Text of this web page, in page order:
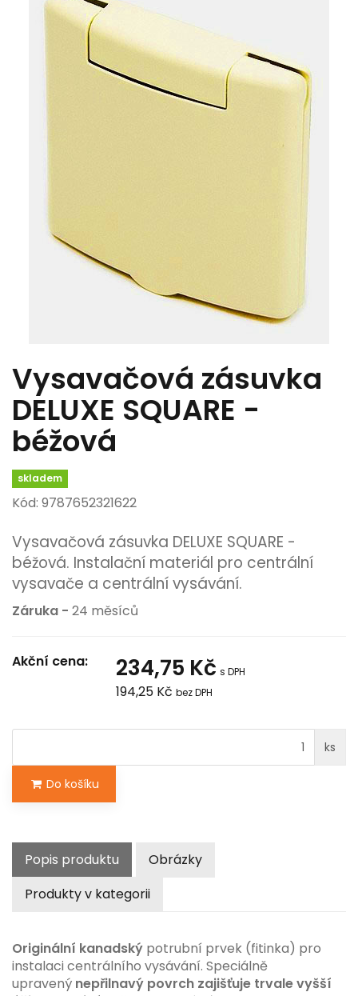
Vysavačová zásuvka
DELUXE SQUARE -
béžová
skladem
Kód: 9787652321622
Vysavačová zásuvka DELUXE SQUARE -
béžová. Instalační materiál pro centrální
vysavače a centrální vysávání.
Záruka - 24 měsíců
Akční cena: 234,75 Kč s DPH
194,25 Kč bez DPH
ks
Do košíku
Popis produktu
Obrázky
Produkty v kategorii
Originální kanadský potrubní prvek (fitinka) pro
instalaci centrálního vysávání. Speciálně
upravený nepřilnavý povrch zajišťuje trvale vyšší